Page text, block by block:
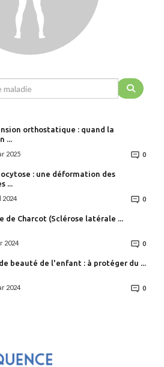
orthostatique : quand la
pression ...
2025 0
: une déformation des
globules ...
2024 0
Maladie de Charcot (Sclérose latérale ...
2024 0
Grains de beauté de l'enfant : à protéger du ...
2024 0